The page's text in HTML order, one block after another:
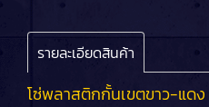
รายละเอียดสินค้า
โซ่พลาสติกกั้นเขตขาว-แดง